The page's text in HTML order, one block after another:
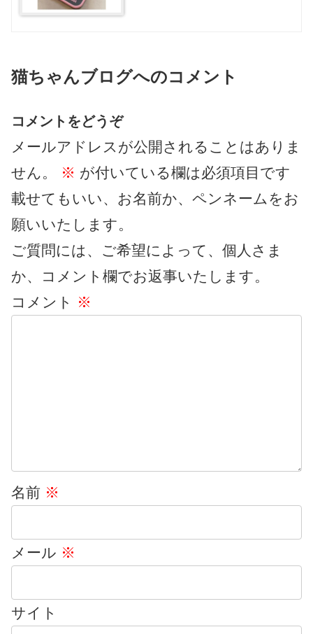
猫ちゃんブログへのコメント
コメントをどうぞ
メールアドレスが公開されることはありま
せん。
※ が付いている欄は必須項目です
載せてもいい、お名前か、ペンネームをお
願いいたします。
ご質問には、ご希望によって、個人さま
か、コメント欄でお返事いたします。
コメント
※
名前 ※
メール ※
サイト